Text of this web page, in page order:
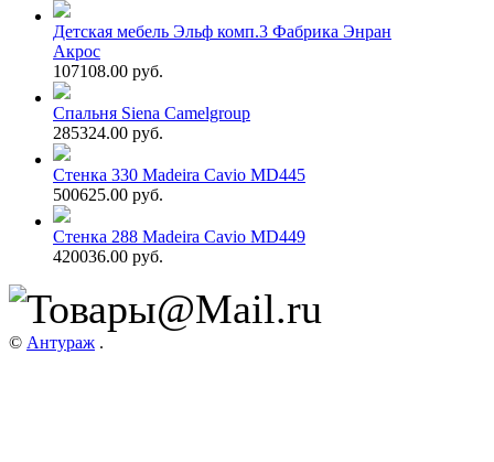
Детская мебель Эльф комп.3 Фабрика Энран
Акрос
107108.00 руб.
Спальня Siena Camelgroup
285324.00 руб.
Стенка 330 Madeira Cavio MD445
500625.00 руб.
Стенка 288 Madeira Cavio MD449
420036.00 руб.
© Антураж .